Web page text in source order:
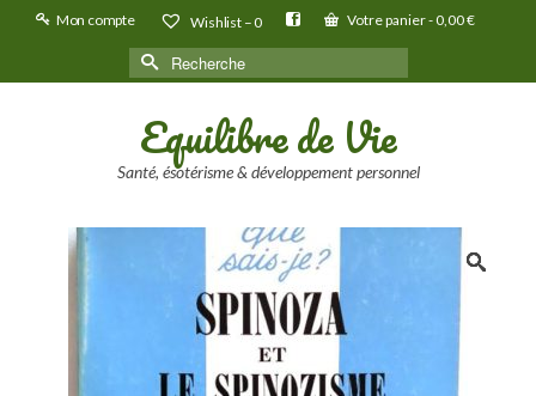
Mon compte Wishlist –0 Votre panier-0,00€
Rechercher :
Equilibre de Vie
Santé, ésotérisme & développement personnel